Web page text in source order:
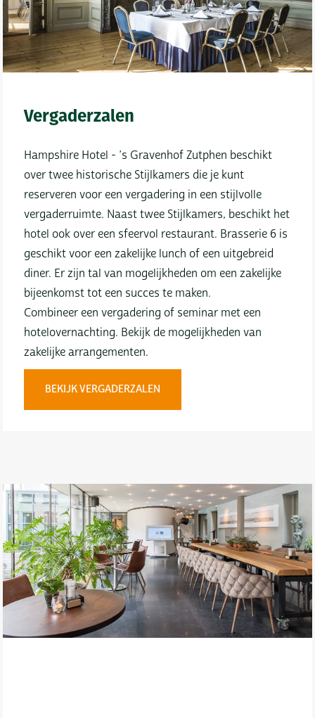
Vergaderzalen
Hampshire Hotel - ’s Gravenhof Zutphen beschikt
over twee historische Stijlkamers die je kunt
reserveren voor een vergadering in een stijlvolle
vergaderruimte. Naast twee Stijlkamers, beschikt het
hotel ook over een sfeervol restaurant. Brasserie 6 is
geschikt voor een zakelijke lunch of een uitgebreid
diner. Er zijn tal van mogelijkheden om een zakelijke
bijeenkomst tot een succes te maken.
Combineer een vergadering of seminar met een
hotelovernachting. Bekijk de mogelijkheden van
zakelijke arrangementen.
BEKIJK VERGADERZALEN